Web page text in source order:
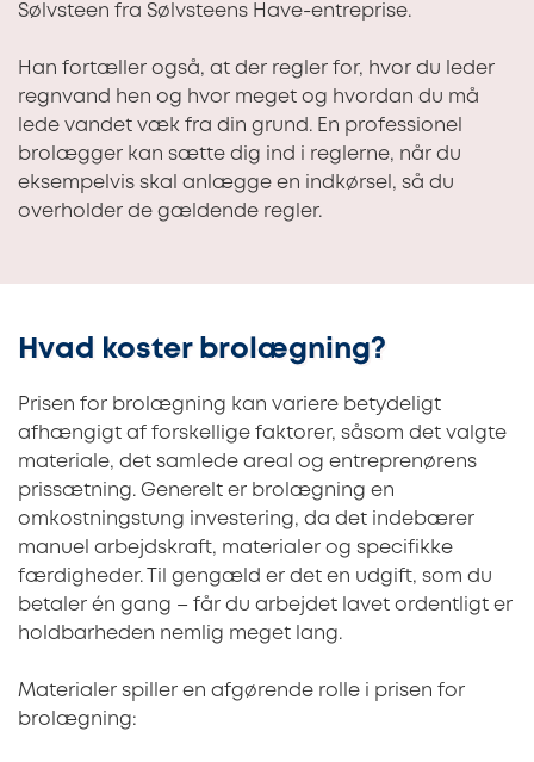
Sølvsteen fra Sølvsteens Have-entreprise.
Han fortæller også, at der regler for, hvor du leder
regnvand hen og hvor meget og hvordan du må
lede vandet væk fra din grund. En professionel
brolægger kan sætte dig ind i reglerne, når du
eksempelvis skal anlægge en indkørsel, så du
overholder de gældende regler.
Hvad koster brolægning?
Prisen for brolægning kan variere betydeligt
afhængigt af forskellige faktorer, såsom det valgte
materiale, det samlede areal og entreprenørens
prissætning. Generelt er brolægning en
omkostningstung investering, da det indebærer
manuel arbejdskraft, materialer og specifikke
færdigheder. Til gengæld er det en udgift, som du
betaler én gang – får du arbejdet lavet ordentligt er
holdbarheden nemlig meget lang.
Materialer spiller en afgørende rolle i prisen for
brolægning: